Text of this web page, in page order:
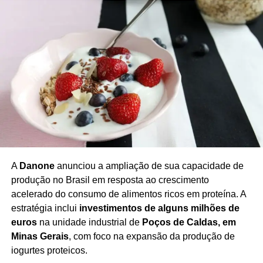
pública suscita reformas e o alcance real do sistema
penal em garantir justiça às vítimas.
Redação Saiba+
TÓPICOS RELACIONADOS
ABSOLVIÇÃO RÉUS FLAMENGO
ALOJAMENTO JOVENS ATLETAS
IMPUNIDADE ESPORTIVA
INCÊNDIO CT FLAMENGO
JUSTIÇA RIO DE JANEIRO
RESPONSABILIDADE PENAL ESPORTIVA
TRAGÉDIA NINHO DO URUBU
VÍTIMAS INCÊNDIO NINHO DO URUBU
A Danoneanunciou a ampliação de sua capacidade de
produção no Brasil em resposta ao crescimento
acelerado do consumo de alimentos ricos em proteína. A
estratégia inclui investimentos de alguns milhões de
eurosna unidade industrial de Poços de Caldas, em
Minas Gerais, com foco na expansão da produção de
iogurtes proteicos.